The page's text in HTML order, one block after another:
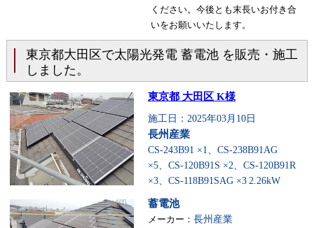
ください。今後とも末長いお付き合
いをお願いいたします。
東京都大田区で太陽光発電 蓄電池 を販売・施工
しました。
東京都 大田区 K様
施工日：2025年03月10日
長州産業
CS-243B91 ×1、CS-238B91AG
×5、CS-120B91S ×2、CS-120B91R
×3、CS-118B91SAG ×3 2.26kW
蓄電池
メーカー： 長州産業